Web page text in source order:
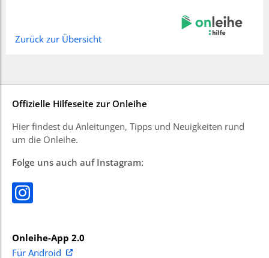
Zurück zur Übersicht
Offizielle Hilfeseite zur Onleihe
Hier findest du Anleitungen, Tipps und Neuigkeiten rund
um die Onleihe.
Folge uns auch auf Instagram:
Onleihe-App 2.0
Für Android